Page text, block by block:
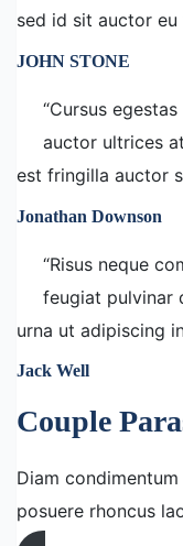
sed id sit auctor eu
JOHN STONE
“Cursus
auctor ultrices
est fringilla auctor
Jonathan Downson
“Risus neque
feugiat pulvinar
urna ut adipiscing
Jack Well
Couple
Diam
posuere rhoncus